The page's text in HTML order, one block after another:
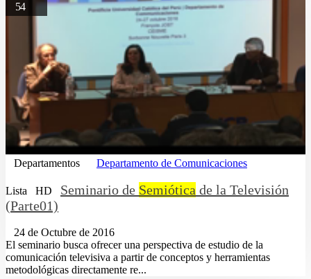
54
Departamentos Departamento de Comunicaciones
Lista HD Seminario de Semiótica de la Televisión
(Parte01)
24 de Octubre de 2016
El seminario busca ofrecer una perspectiva de estudio de la
comunicación televisiva a partir de conceptos y herramientas
metodológicas directamente re...